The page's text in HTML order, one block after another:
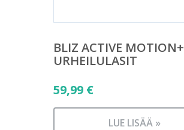
BLIZ ACTIVE MOTION+
URHEILULASIT
59,99 €
LUE LISÄÄ »